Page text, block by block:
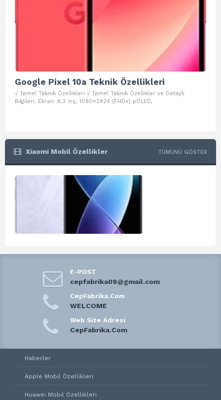
Google Pixel 10a Teknik Özellikleri
√ Temel Teknik Özellikleri √ Temel Teknik Özellikler ve Detaylı
Bilgileri. Ekran: 6.3 inç, 1080×2424 (FHD+) pOLED,
Xiaomi Mobil Özellikler TÜMÜNÜ GÖSTER
E-POST
cepfabrika09@gmail.com
CepFabrika.Com
WELCOME
Web Site Adresi
CepFabrika.Com
Haberler
Apple Mobil Özellikleri
Huawei Mobil Özellikleri